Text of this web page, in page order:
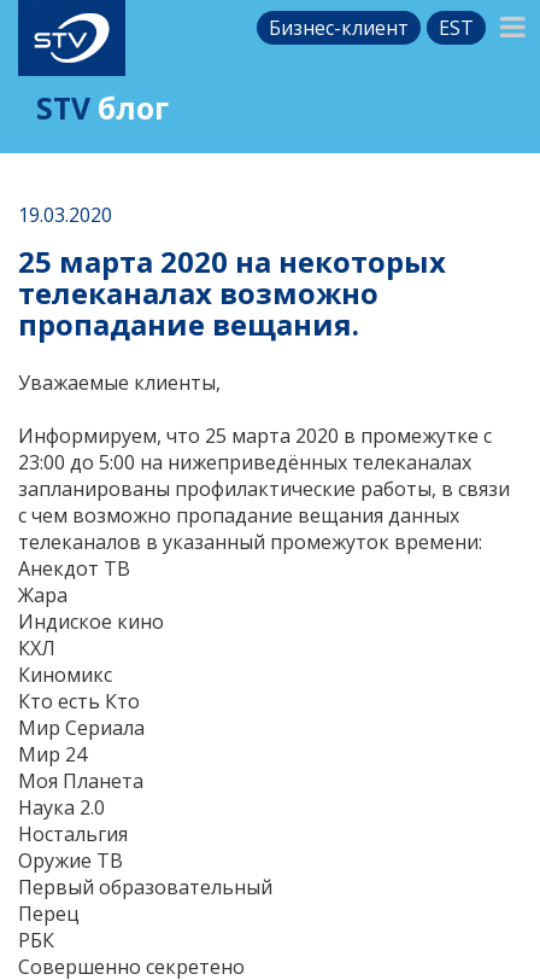
Бизнес-клиент EST
STV блог
19.03.2020
25 марта 2020 на некоторых
телеканалах возможно
пропадание вещания.
Уважаемые клиенты,
Информируем, что 25 марта 2020 в промежутке с
23:00 до 5:00 на нижеприведённых телеканалах
запланированы профилактические работы, в связи
с чем возможно пропадание вещания данных
телеканалов в указанный промежуток времени:
Анекдот ТВ
Жара
Индиское кино
КХЛ
Киномикс
Кто есть Кто
Мир Сериала
Мир 24
Моя Планета
Наука 2.0
Ностальгия
Оружие ТВ
Первый образовательный
Перец
РБК
Совершенно секретено